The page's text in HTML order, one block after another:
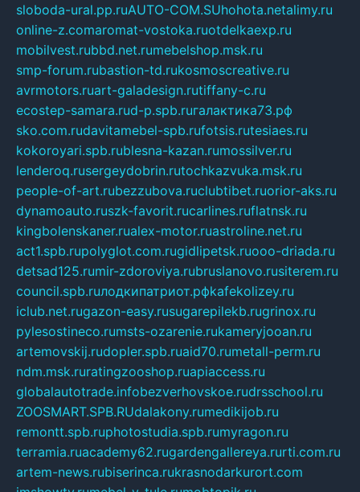
sloboda-ural.pp.ruAUTO-COM.SUhohota.netalimy.ru
online-z.comaromat-vostoka.ruotdelkaexp.ru
mobilvest.rubbd.net.rumebelshop.msk.ru
smp-forum.rubastion-td.rukosmoscreative.ru
avrmotors.ruart-galadesign.rutiffany-c.ru
ecostep-samara.rud-p.spb.ruгалактика73.рф
sko.com.rudavitamebel-spb.rufotsis.rutesiaes.ru
kokoroyari.spb.rublesna-kazan.rumossilver.ru
lenderoq.rusergeydobrin.rutochkazvuka.msk.ru
people-of-art.rubezzubova.ruclubtibet.ruorior-aks.ru
dynamoauto.ruszk-favorit.rucarlines.ruflatnsk.ru
kingbolenskaner.rualex-motor.ruastroline.net.ru
act1.spb.rupolyglot.com.rugidlipetsk.ruooo-driada.ru
detsad125.rumir-zdoroviya.rubruslanovo.rusiterem.ru
council.spb.ruлодкипатриот.рфkafekolizey.ru
iclub.net.rugazon-easy.rusugarepilekb.rugrinox.ru
pylesostineco.rumsts-ozarenie.rukameryjooan.ru
artemovskij.rudopler.spb.ruaid70.rumetall-perm.ru
ndm.msk.ruratingzooshop.ruapiaccess.ru
globalautotrade.infobezverhovskoe.rudrsschool.ru
ZOOSMART.SPB.RUdalakony.rumedikijob.ru
remontt.spb.ruphotostudia.spb.rumyragon.ru
terramia.ruacademy62.rugardengallereya.rurti.com.ru
artem-news.rubiserinca.rukrasnodarkurort.com